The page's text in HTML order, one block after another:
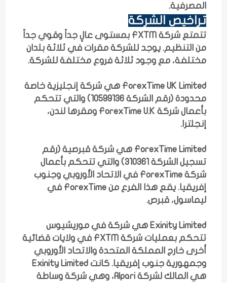
المصرفية.
تراخيص الشركة
تتمتع شركة FXTM بمستوى عالٍ جداً وقوي جداً
من التنظيم. يوجد للشركة مقرات في ثلاثة بلدان
مختلفة، مع وجود ثلاثة فروع مختلفة للشركة.
ForexTime UK Limited هي شركة إنجليزية خاصة
محدودة (رقم الشركة 10599136) والتي تتحكم
بأعمال شركة ForexTime U.K ومقرها لندن،
إنجلترا.
ForexTime Limited هي شركة قبرصية (رقم
تسجيل الشركة 310361) والتي تتحكم بأعمال
شركة ForexTime في الاتحاد الأوروبي وجنوب
إفريقيا. يقع هذا الفرع من ForexTime في
ليماسول، قبرص.
Exinity Limited هي شركة في موريشيوس
تتحكم بعمليات شركة FXTM في ولايات قضائية
أخرى خارج المملكة المتحدة والاتحاد الأوروبي
وجمهورية جنوب إفريقيا. كانت Exinity Limited
هي المالك لشركة Alpari، وهي شركة وساطة